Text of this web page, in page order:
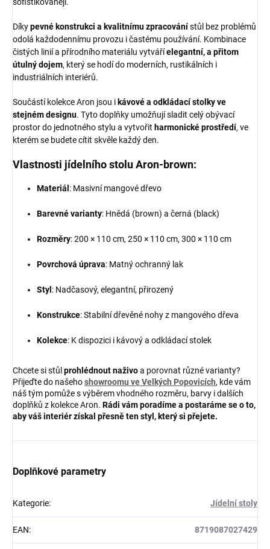
Díkypevné konstrukci a kvalitnímu zpracovánístůl bez problémů
odolá každodennímu provozu i častému používání. Kombinace
čistých linií a přírodního materiálu vytváříelegantní, a přitom
útulný dojem, který se hodí do moderních, rustikálních i
industriálních interiérů.
Součástí kolekce Aron jsou i kávové a odkládací stolky ve
stejném designu. Tyto doplňky umožňují sladit celý obývací
prostor do jednotného stylu a vytvořit harmonické prostředí, ve
kterém se budete cítit skvěle každý den.
Vlastnosti jídelního stolu Aron-brown:
Materiál : Masivní mangové dřevo
Barevné varianty: Hnědá (brown) a černá (black)
Rozměry: 200 × 110 cm, 250 × 110 cm, 300 × 110 cm
Povrchová úprava: Matný ochranný lak
Styl : Nadčasový, elegantní, přirozený
Konstrukce: Stabilní dřevěné nohy z mangového dřeva
Kolekce: K dispozici i kávový a odkládací stolek
Chcete si stůl prohlédnout naživoa porovnat různé varianty?
Přijeďte do našehoshowroomu ve Velkých Popovicích, kde vám
náš tým pomůže s výběrem vhodného rozměru, barvy i dalších
doplňků z kolekce Aron. Rádi vám poradíme a postaráme se o to,
aby váš interiér získal přesně ten styl, který si přejete.
Doplňkové parametry
Kategorie: Jídelní stoly
EAN: 8719087027429